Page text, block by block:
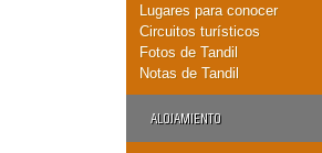
Lugares para conocer
Circuitos turísticos
Fotos de Tandil
Notas de Tandil
ALOJAMIENTO